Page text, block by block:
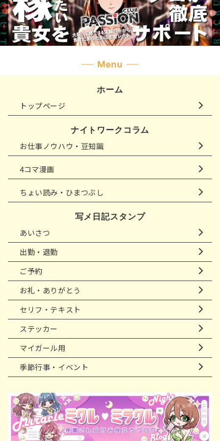
Menu
ホーム
トップページ
ナイトワークコラム
お仕事ノウハウ・豆知識
4コマ漫画
ちょい読み・ひまつぶし
写メ日記スタンプ
あいさつ
出勤・退勤
ご予約
お礼・ありがとう
セリフ・テキスト
ステッカー
マイガール用
季節行事・イベント